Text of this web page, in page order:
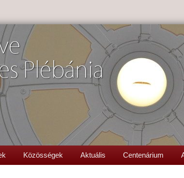
Plébánia
Közösségek Aktuális Centenárium